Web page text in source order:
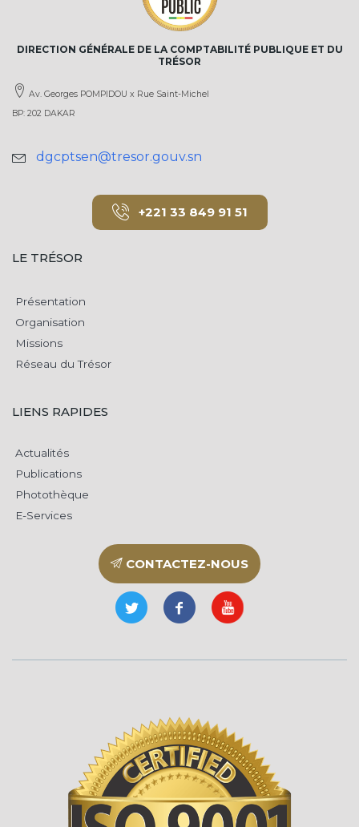
DIRECTION GÉNÉRALE DE LA COMPTABILITÉ PUBLIQUE ET DU
TRÉSOR
Av. Georges POMPIDOU x Rue Saint-Michel
BP: 202 DAKAR
dgcptsen@tresor.gouv.sn
+221 33 849 91 51
LE TRÉSOR
Présentation
Organisation
Missions
Réseau du Trésor
LIENS RAPIDES
Actualités
Publications
Photothèque
E-Services
CONTACTEZ-NOUS